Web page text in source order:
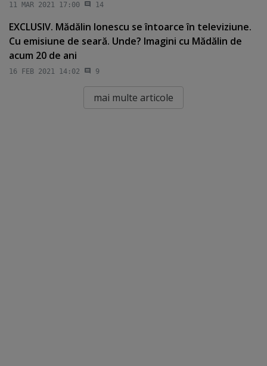
11 MAR 2021 17:00 14
EXCLUSIV. Mădălin Ionescu se întoarce în televiziune.
Cu emisiune de seară. Unde? Imagini cu Mădălin de
acum 20 de ani
16 FEB 2021 14:02 9
mai multe articole